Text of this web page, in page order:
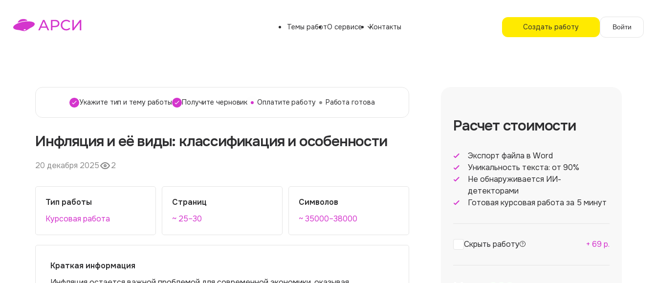
Темы работО сервисе Контакты Создать работу Войти
Укажите тип и тему работы Получите черновик Оплатите работу Работа готова
Инфляция и её виды: классификация и особенности
20 декабря 2025 2
Тип работы
Курсовая работа
Страниц
~ 25–30
Символов
~ 35000–38000
Краткая информация
Расчет стоимости
Экспорт файла в Word
Уникальность текста: от 90%
Не обнаруживается ИИ-
детекторами
Готовая курсовая работа за 5 минут
Скрыть работу + 69 р.